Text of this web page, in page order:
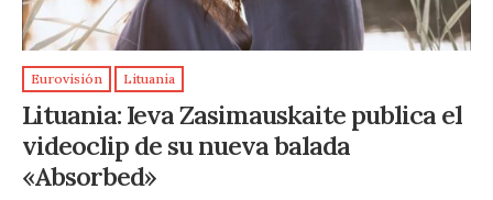
Eurovisión Lituania
Lituania: Ieva Zasimauskaite publica el
videoclip de su nueva balada
«Absorbed»